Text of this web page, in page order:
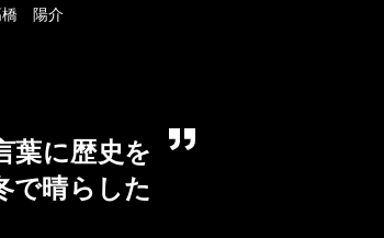
橋 陽介
葉に歴史を
で晴らした